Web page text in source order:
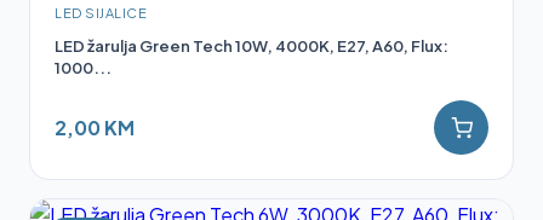
LED SIJALICE
LED žarulja Green Tech 10W, 4000K, E27, A60, Flux:
1000...
2,00 KM